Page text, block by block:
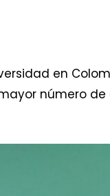
en
número